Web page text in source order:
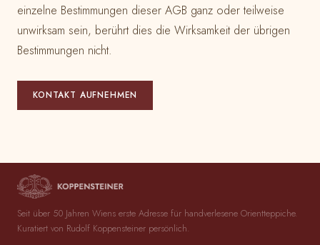
einzelne Bestimmungen dieser AGB ganz oder teilweise
unwirksam sein, berührt dies die Wirksamkeit der übrigen
Bestimmungen nicht.
KONTAKT AUFNEHMEN
Seit über 50 Jahren Wiens erste Adresse für handverlesene Orientteppiche.
Kuratiert von Rudolf Koppensteiner persönlich.